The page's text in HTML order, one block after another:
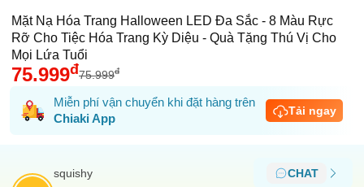
Mặt Nạ Hóa Trang Halloween LED Đa Sắc - 8 Màu Rực
Rỡ Cho Tiệc Hóa Trang Kỳ Diệu - Quà Tặng Thú Vị Cho
Mọi Lứa Tuổi
75.999đ75.999đ
Miễn phí vận chuyển khi đặt hàng trên
Chiaki App
Tải ngay
squishy CHAT